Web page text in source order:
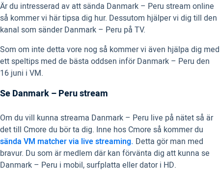
Är du intresserad av att sända Danmark – Peru stream online
så kommer vi här tipsa dig hur. Dessutom hjälper vi dig till den
kanal som sänder Danmark – Peru på TV.
Som om inte detta vore nog så kommer vi även hjälpa dig med
ett speltips med de bästa oddsen inför Danmark – Peru den
16 juni i VM.
Se Danmark – Peru stream
Om du vill kunna streama Danmark – Peru live på nätet så är
det till Cmore du bör ta dig. Inne hos Cmore så kommer du
sända VM matcher via live streaming. Detta gör man med
bravur. Du som är medlem där kan förvänta dig att kunna se
Danmark – Peru i mobil, surfplatta eller dator i HD.